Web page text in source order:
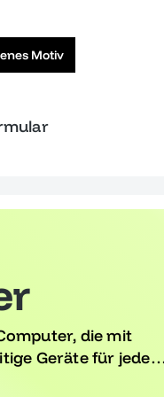
Motiv
die mit
Geräte für jede